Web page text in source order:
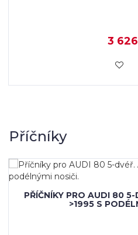
Příčníky
PŘÍČNÍKY PRO AUDI 80
>1995 S